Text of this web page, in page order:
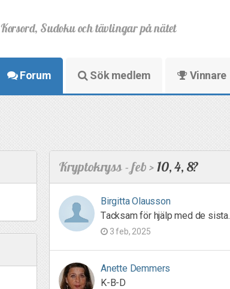
Korsord, Sudoku och tävlingar på nätet
Forum Sök medlem Vinnare
Kryptokryss - feb >10, 4, 8?
Birgitta Olausson
Tacksam för hjälp med de sista.
3 feb, 2025
Anette Demmers
K-B-D